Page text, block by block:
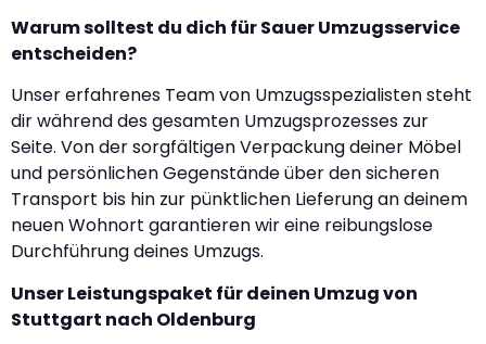
Warum solltest du dich für Sauer Umzugsservice
entscheiden?
Unser erfahrenes Team von Umzugsspezialisten steht
dir während des gesamten Umzugsprozesses zur
Seite. Von der sorgfältigen Verpackung deiner Möbel
und persönlichen Gegenstände über den sicheren
Transport bis hin zur pünktlichen Lieferung an deinem
neuen Wohnort garantieren wir eine reibungslose
Durchführung deines Umzugs.
Unser Leistungspaket für deinen Umzug von
Stuttgart nach Oldenburg